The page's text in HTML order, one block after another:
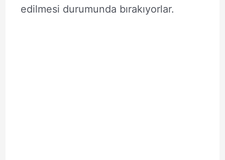
edilmesi durumunda bırakıyorlar.